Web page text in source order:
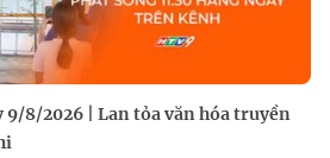
9/8/2026 | Lan tỏa văn hóa truyền